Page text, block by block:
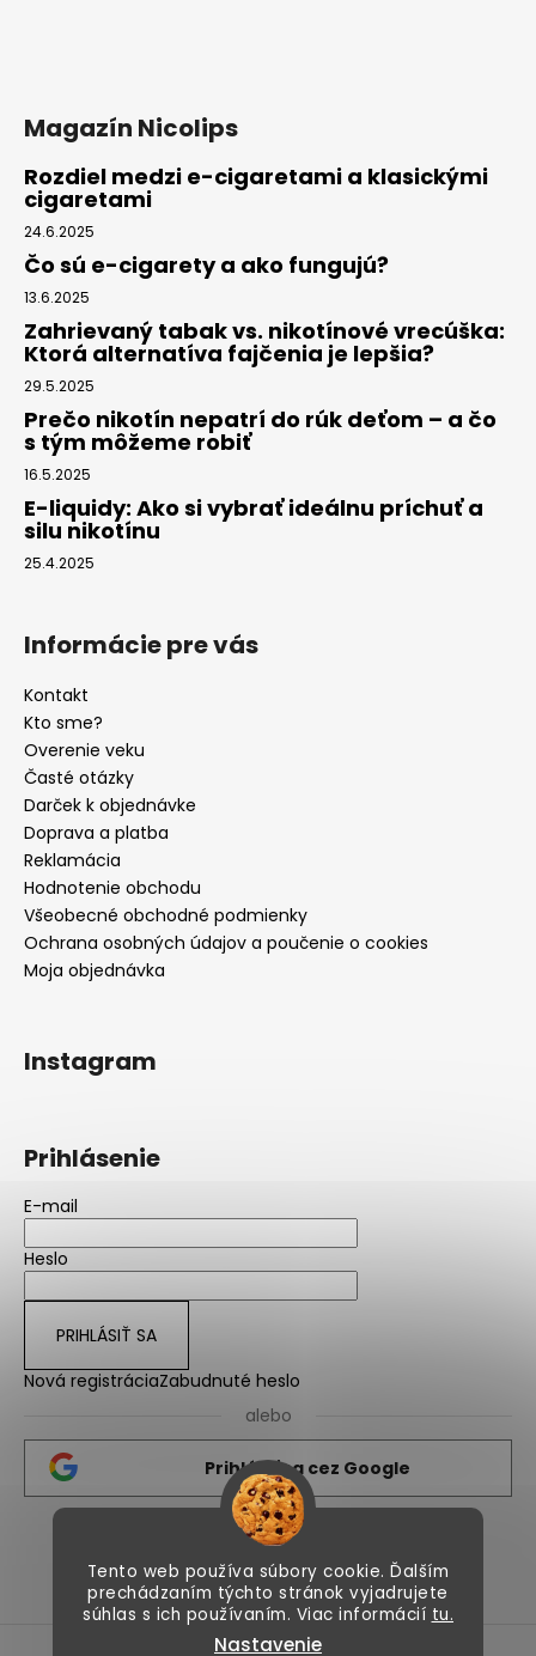
Tento web používa súbory cookie. Ďalším
prechádzaním týchto stránok vyjadrujete
súhlas s ich používaním. Viac informácií tu.
Nastavenie
Magazín Nicolips
Rozdiel medzi e-cigaretami a klasickými
cigaretami
24.6.2025
Čo sú e-cigarety a ako fungujú?
13.6.2025
Zahrievaný tabak vs. nikotínové vrecúška:
Ktorá alternatíva fajčenia je lepšia?
29.5.2025
Prečo nikotín nepatrí do rúk deťom – a čo
s tým môžeme robiť
16.5.2025
E-liquidy: Ako si vybrať ideálnu príchuť a
silu nikotínu
25.4.2025
Informácie pre vás
Kontakt
Kto sme?
Overenie veku
Časté otázky
Darček k objednávke
Doprava a platba
Reklamácia
Hodnotenie obchodu
Všeobecné obchodné podmienky
Ochrana osobných údajov a poučenie o cookies
Moja objednávka
Instagram
Prihlásenie
E-mail
Heslo
PRIHLÁSIŤ SA
Nová registráciaZabudnuté heslo
alebo
Prihlásiť sa cez Google
Nicolips.sk Nicolips.cz
Vytvoril Shoptet